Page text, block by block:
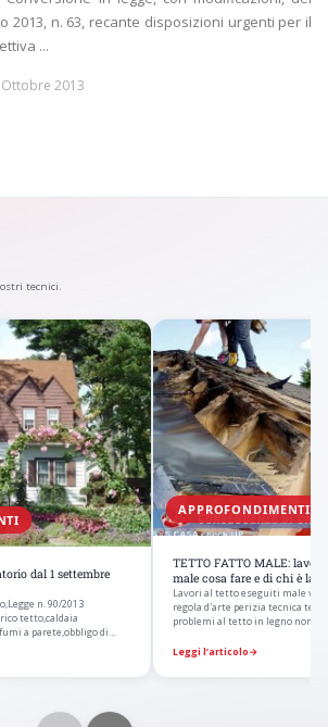
2013, n. 63, recante disposizioni urgenti per il
...
2013
tecnici.
dal 1 settembre
n. 90/2013
tetto,caldaia
a parete,obbligo di
APPROFONDIMENTI
TETTO FATTO MALE:
male cosa fare e di chi è la
Lavori al tetto eseguiti male
regola d'arte perizia tecnica
problemi al tetto in legno non
Leggi l’articolo→